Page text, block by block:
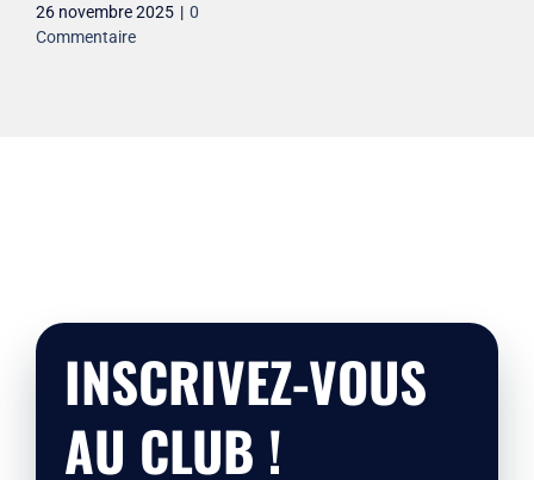
26 novembre 2025 | 0
Commentaire
INSCRIVEZ-VOUS
AU CLUB !